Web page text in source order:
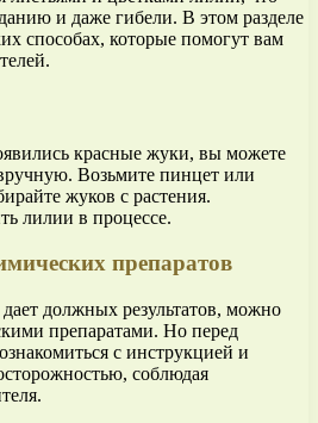
и даже гибели. В этом разделе
способах, которые помогут вам
красные жуки, вы можете
Возьмите пинцет или
жуков с растения.
лилии в процессе.
препаратов
должных результатов, можно
препаратами. Но перед
с инструкцией и
соблюдая